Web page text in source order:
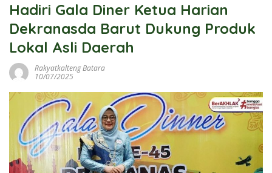
Hadiri Gala Diner Ketua Harian
Dekranasda Barut Dukung Produk
Lokal Asli Daerah
Rakyatkalteng Batara
10/07/2025